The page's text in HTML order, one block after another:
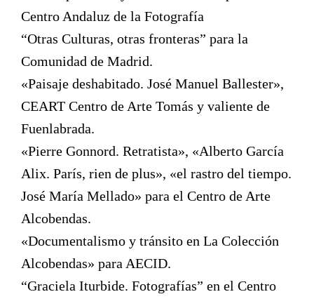
Centro Andaluz de la Fotografía
“Otras Culturas, otras fronteras” para la
Comunidad de Madrid.
«Paisaje deshabitado. José Manuel Ballester»,
CEART Centro de Arte Tomás y valiente de
Fuenlabrada.
«Pierre Gonnord. Retratista», «Alberto García
Alix. París, rien de plus», «el rastro del tiempo.
José María Mellado» para el Centro de Arte
Alcobendas.
«Documentalismo y tránsito en La Colección
Alcobendas» para AECID.
“Graciela Iturbide. Fotografías” en el Centro